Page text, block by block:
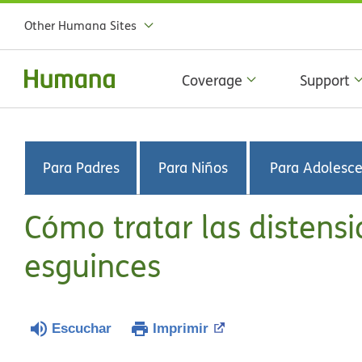
Other Humana Sites
Coverage Support
Para Padres Para Niños Para
Cómo tratar las
esguinces
Escuchar Imprimir